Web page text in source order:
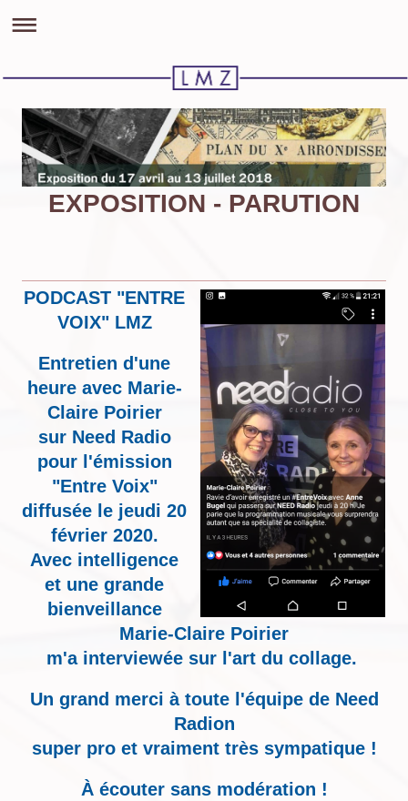
EXPOSITION - PARUTION
PODCAST "ENTRE
VOIX" LMZ
Entretien d'une
heure avec Marie-
Claire Poirier
sur Need Radio
pour l'émission
"Entre Voix"
diffusée le jeudi 20
février 2020.
Avec intelligence
et une grande
bienveillance
Marie-Claire Poirier
m'a interviewée sur l'art du collage.
Un grand merci à toute l'équipe de Need
Radion
super pro et vraiment très sympatique !
À écouter sans modération !